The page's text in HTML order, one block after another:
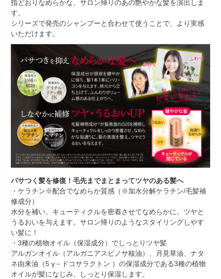
指どおりなめらかな、サロン帰りのあの艶やかな髪を演出しま
す。
シリーズで発売のシャンプーと合わせて使うことで、より実感
いただけます。
パサつく髪を修復！毛先までまとまってツヤのある髪へ
・ケラチン※配合でなめらか質感（※加水分解ケラチン/毛髪補
修成分）
水分を補い、キューティクルを密着させてなめらかに。ツヤと
うるおいを与えます。サロン帰りのようなスタイリングしやす
い髪に！
・3種の植物オイル（保湿成分）でしっとりツヤ髪
アルガンオイル（アルガニアスピノサ核油）、月見草油、ナタ
ネ由来油（5 γ－ドコサラクトン ）の保湿成分である3種の植物
オイルが髪になじみ、しっとり保湿します。